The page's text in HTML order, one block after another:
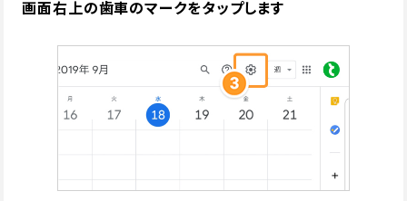
画面右上の歯車のマークをタップします